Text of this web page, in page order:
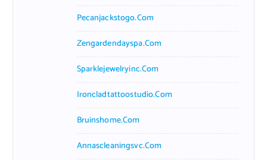
Pecanjackstogo.com
Zengardendayspa.com
Sparklejewelryinc.com
Ironcladtattoostudio.com
Bruinshome.com
Annascleaningsvc.com